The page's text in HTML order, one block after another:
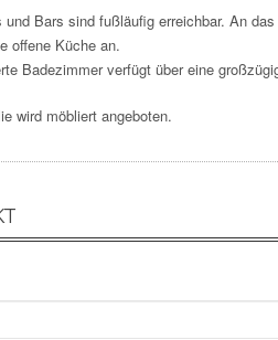
und Bars sind fußläufig erreichbar. An
offene Küche an.
Badezimmer verfügt über eine
wird möbliert angeboten.